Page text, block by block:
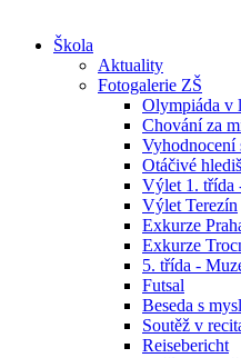
Škola
Aktuality
Fotogalerie ZŠ
Olympiáda v
Chování za
Vyhodnocení
Otáčivé
Výlet 1. třída
Výlet Terezín
Exkurze
Exkurze
5. třída -
Futsal
Beseda s
Soutěž v
Reisebericht